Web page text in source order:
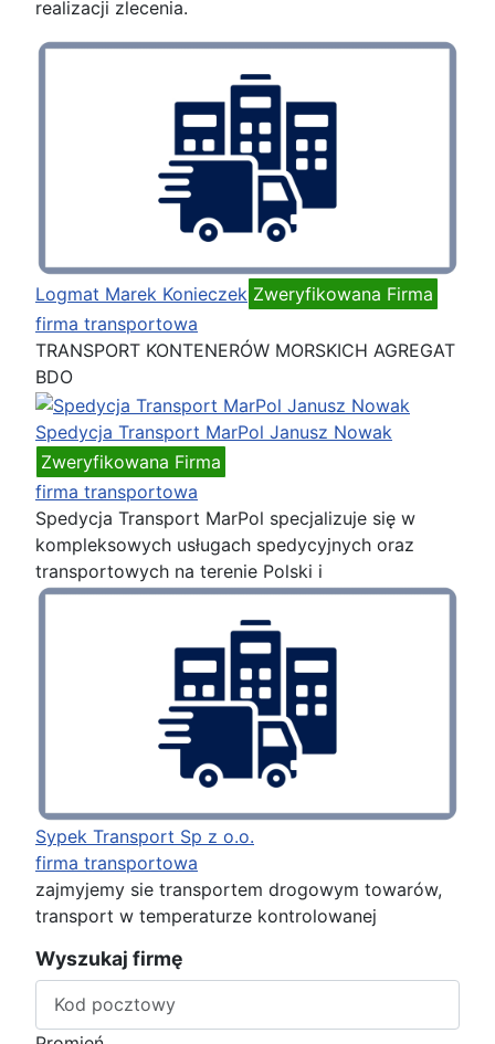
realizacji zlecenia.
Logmat Marek Konieczek Zweryfikowana Firma
firma transportowa
TRANSPORT KONTENERÓW MORSKICH AGREGAT
BDO
Spedycja Transport MarPol Janusz Nowak
Zweryfikowana Firma
firma transportowa
Spedycja Transport MarPol specjalizuje się w
kompleksowych usługach spedycyjnych oraz
transportowych na terenie Polski i
Sypek Transport Sp z o.o.
firma transportowa
zajmyjemy sie transportem drogowym towarów,
transport w temperaturze kontrolowanej
Wyszukaj firmę